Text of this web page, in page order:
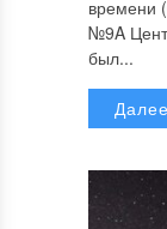
времени
№9A
был...
Далее